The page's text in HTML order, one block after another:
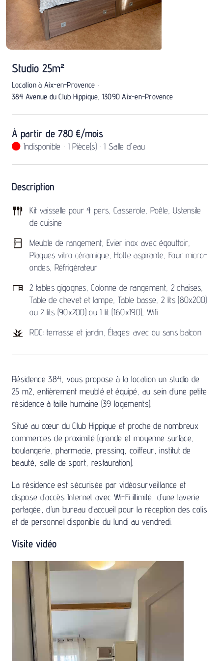
Studio 25m²
Location à Aix-en-Provence ·
384 Avenue du Club Hippique, 13090 Aix-en-Provence
À partir de 780 €/mois
Indisponible · 1 Pièce(s) · 1 Salle d'eau
Description
2 tables gigognes, Colonne de rangement, 2 chaises,
Table de chevet et lampe, Table basse, 2 lits (80x200)
ou 2 lits (90x200) ou 1 lit (160x190), Wifi
Meuble de rangement, Evier inox avec égouttoir,
Plaques vitro céramique, Hotte aspirante, Four micro-
ondes, Réfrigérateur
Kit vaisselle pour 4 pers, Casserole, Poêle, Ustensile
de cuisine
RDC: terrasse et jardin, Étages: avec ou sans balcon
Résidence 384, vous propose à la location un studio de
25 m2, entièrement meublé et équipé, au sein d’une petite
résidence à taille humaine (39 logements).
Situé au cœur du Club Hippique et proche de nombreux
commerces de proximité (grande et moyenne surface,
boulangerie, pharmacie, pressing, coiffeur, institut de
beauté, salle de sport, restauration).
La résidence est sécurisée par vidéosurveillance et
dispose d’accès Internet avec Wi-Fi illimité, d’une laverie
partagée, d’un bureau d’accueil pour la réception des colis
et de personnel disponible du lundi au vendredi.
Visite vidéo